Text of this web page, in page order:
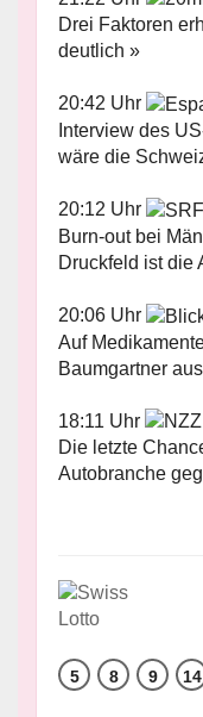
Drei Faktoren
deutlich »
20:42 Uhr
Interview des
wäre die
20:12 Uhr
Burn-out bei
Druckfeld ist die
20:06 Uhr
Auf
Baumgartner
18:11 Uhr
Die letzte
Autobranche
5 8 9 14